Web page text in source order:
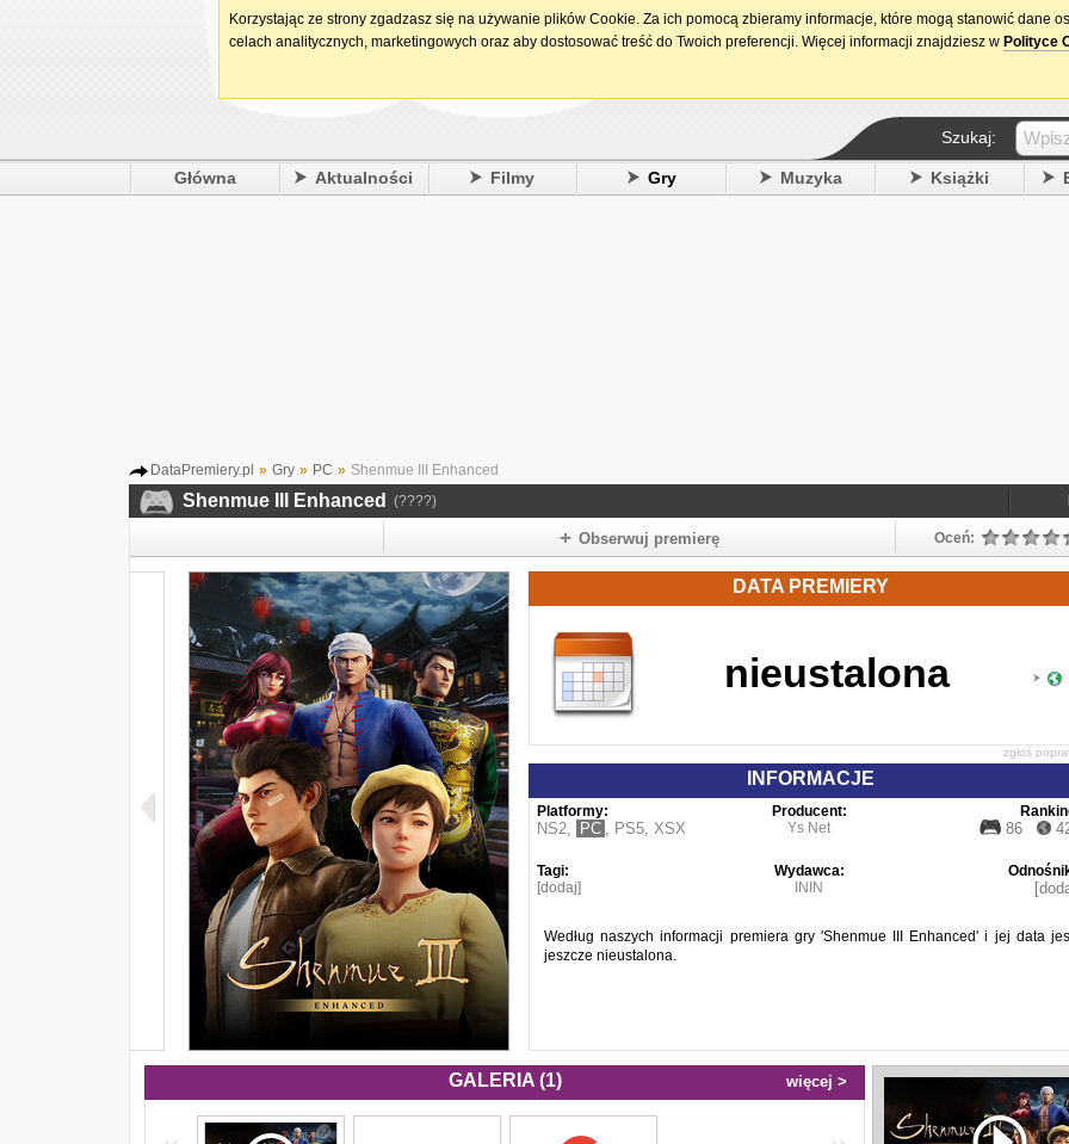
15. urodziny DataPremiery.pl
Szukaj:
Główna Aktualności Filmy Gry Muzyka Książki
DataPremiery.pl » Gry » PC » Shenmue III Enhanced
Shenmue III Enhanced (????)
Obserwuj premierę Oceń:
DATA PREMIERY
nieustalona
zgłoś
INFORMACJE
Platformy:
NS2, PC , PS5, XSX
Producent:
Ys Net
86
Tagi:
[dodaj]
Wydawca:
ININ
Według naszych informacji premiera gry 'Shenmue III Enhanced' i jej data
jeszcze nieustalona.
GALERIA (1) więcej >
Korzystając ze strony zgadzasz się na używanie plików Cookie. Za ich pomocą zbieramy informacje, które mogą stanowić dane
celach analitycznych, marketingowych oraz aby dostosować treść do Twoich preferencji. Więcej informacji znajdziesz w Polityce